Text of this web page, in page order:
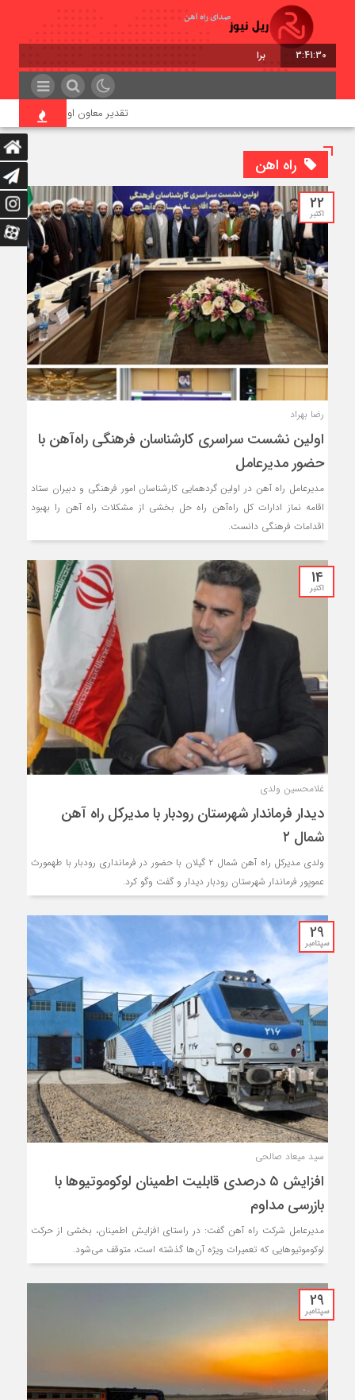
3:41:32 برابر با : Friday - 7 August - 2026
تقدیر معاون اول رئیس‌جمهور از مدیرعامل
راه اهن
22
اکتبر
رضا بهراد
اولین نشست سراسری کارشناسان فرهنگی راه‌آهن با
حضور مدیرعامل
مدیرعامل راه آهن در اولین گردهمایی کارشناسان امور فرهنگی و دبیران ستاد
اقامه نماز ادارات کل راه‌آهن راه حل بخشی از مشکلات راه آهن را بهبود
اقدامات فرهنگی دانست.
14
اکتبر
غلامحسین ولدی
دیدار فرماندار شهرستان رودبار با مدیرکل راه آهن
شمال ۲
ولدی مدیرکل راه آهن شمال ۲ گیلان با حضور در فرمانداری رودبار با طهمورث
عموپور فرماندار شهرستان رودبار دیدار و گفت وگو کرد.
29
سپتامبر
سید میعاد صالحی
افزایش ۵ درصدی قابلیت اطمینان لوکوموتیو‌ها با
بازرسی مداوم
مدیرعامل شرکت راه آهن گفت: در راستای افزایش اطمینان، بخشی از حرکت
لوکوموتیو‌هایی که تعمیرات ویژه آن‌ها گذشته است، متوقف می‌شود.
29
سپتامبر